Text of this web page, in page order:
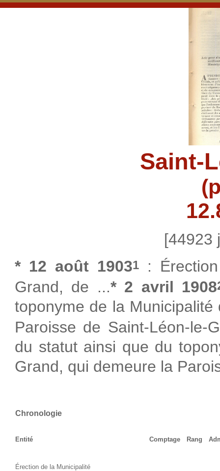
Saint-
[44923
* 12 août 19031
:
Grand, de ...* 2 avril 1908
toponyme de la
Paroisse de Saint-Léon-le-
du statut ainsi que du
Grand, qui demeure la
Chronologie
Entité Comptage Rang
Érection de la Municipalité